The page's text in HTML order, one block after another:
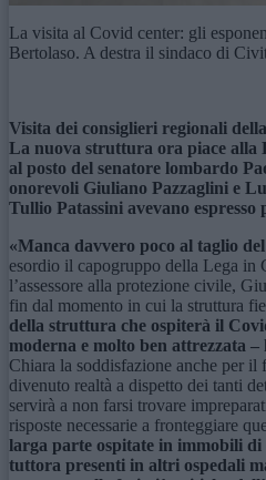
La visita al Covid center: gli
Bertolaso. A destra il sindaco di
Visita dei consiglieri regionali
La nuova struttura ora piace alla
al posto del senatore lombardo
onorevoli Giuliano Pazzaglini e
Tullio Patassini avevano
«Manca davvero poco al taglio
esordio il capogruppo della Lega
l’assessore alla protezione civile,
fin dal momento in cui la struttura
della struttura che ospiterà il
moderna e molto ben attrezzata
Chiara la soddisfazione anche per
divenuto realtà a dispetto dei tanti
servirà a non farsi trovare
risposte necessarie a fronteggiare
larga parte ospitate in immobili di
tuttora presenti in altri ospedali